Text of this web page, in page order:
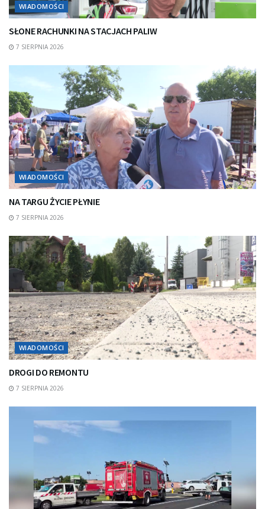
WIADOMOŚCI
SŁONE RACHUNKI NA STACJACH PALIW
7 SIERPNIA 2026
WIADOMOŚCI
NA TARGU ŻYCIE PŁYNIE
7 SIERPNIA 2026
WIADOMOŚCI
DROGI DO REMONTU
7 SIERPNIA 2026